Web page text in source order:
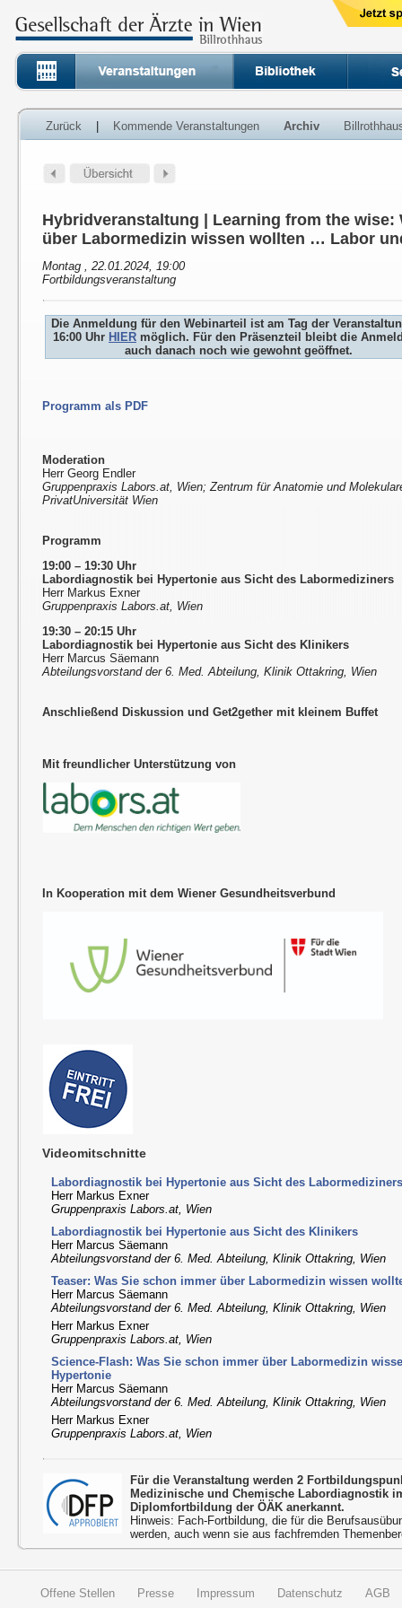
Zurück Kommende Veranstaltungen Archiv
Hybridveranstaltung | Learning from the wise:
über Labormedizin wissen wollten … Labor
Montag , 22.01.2024, 19:00
Fortbildungsveranstaltung
Die Anmeldung für den Webinarteil ist am Tag der
16:00 Uhr HIER möglich. Für den Präsenzteil bleibt die
auch danach noch wie gewohnt geöffnet.
Programm als PDF
Moderation
Herr Georg Endler
Gruppenpraxis Labors.at, Wien; Zentrum für Anatomie und
PrivatUniversität Wien
Programm
19:00 – 19:30 Uhr
Labordiagnostik bei Hypertonie aus Sicht des Labormediziners
Herr Markus Exner
Gruppenpraxis Labors.at, Wien
19:30 – 20:15 Uhr
Labordiagnostik bei Hypertonie aus Sicht des Klinikers
Herr Marcus Säemann
Abteilungsvorstand der 6. Med. Abteilung, Klinik Ottakring, Wien
Anschließend Diskussion und Get2gether mit kleinem Buffet
Mit freundlicher Unterstützung von
In Kooperation mit dem Wiener Gesundheitsverbund
Videomitschnitte
Labordiagnostik bei Hypertonie aus Sicht des
Herr Markus Exner
Gruppenpraxis Labors.at, Wien
Labordiagnostik bei Hypertonie aus Sicht des Klinikers
Herr Marcus Säemann
Abteilungsvorstand der 6. Med. Abteilung, Klinik Ottakring, Wien
Teaser: Was Sie schon immer über Labormedizin wissen
Herr Marcus Säemann
Abteilungsvorstand der 6. Med. Abteilung, Klinik Ottakring, Wien
Herr Markus Exner
Gruppenpraxis Labors.at, Wien
Science-Flash: Was Sie schon immer über Labormedizin
Hypertonie
Herr Marcus Säemann
Abteilungsvorstand der 6. Med. Abteilung, Klinik Ottakring, Wien
Herr Markus Exner
Gruppenpraxis Labors.at, Wien
Für die Veranstaltung werden 2
Medizinische und Chemische Labordiagnostik
Diplomfortbildung der ÖÄK anerkannt.
Hinweis: Fach-Fortbildung, die für die
werden, auch wenn sie aus fachfremden
Offene Stellen Presse Impressum Datenschutz AGB